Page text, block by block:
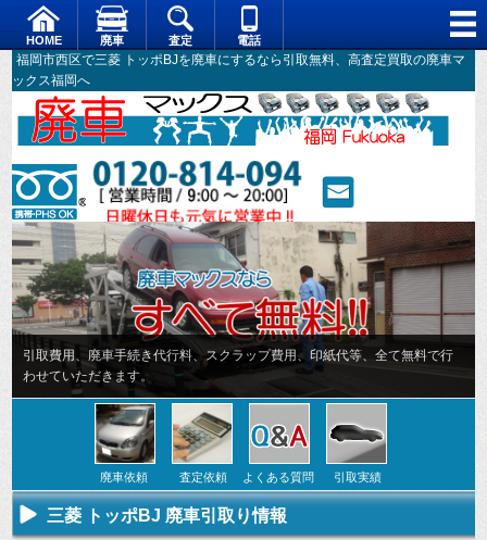
福岡市西区で三菱 トッポBJを廃車にするなら引取無料、高査定買取の廃車マ
ックス福岡へ
HOME 廃車 査定 電話
引取費用、廃車手続き代行料、スクラップ費用、印紙代等、全て無料で行
わせていただきます。
廃車依頼
不要になった
車の廃車手続
査定依頼
専門スタッフ
がしっかりと
よくある質問
廃車全般に関
するよくある
引取実績
た車や下取で
三菱 トッポBJ 廃車引取り情報